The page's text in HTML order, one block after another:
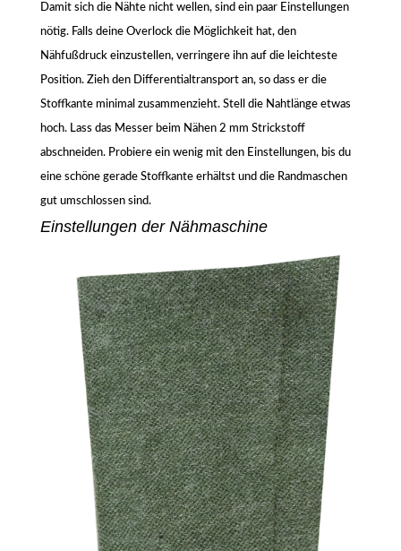
Damit sich die Nähte nicht wellen, sind ein paar Einstellungen
nötig. Falls deine Overlock die Möglichkeit hat, den
Nähfußdruck einzustellen, verringere ihn auf die leichteste
Position. Zieh den Differentialtransport an, so dass er die
Stoffkante minimal zusammenzieht. Stell die Nahtlänge etwas
hoch. Lass das Messer beim Nähen 2 mm Strickstoff
abschneiden. Probiere ein wenig mit den Einstellungen, bis du
eine schöne gerade Stoffkante erhältst und die Randmaschen
gut umschlossen sind.
Einstellungen der Nähmaschine